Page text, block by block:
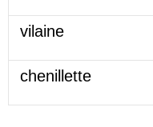
vilaine
chenillette